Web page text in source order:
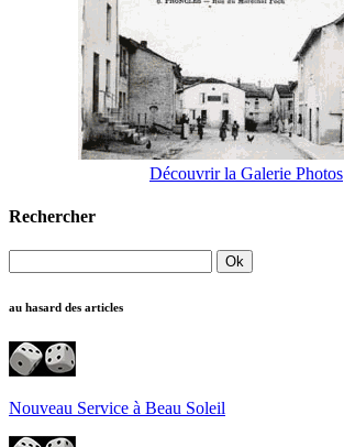
Découvrir la Galerie Photos
Rechercher
au hasard des articles
Nouveau Service à Beau Soleil